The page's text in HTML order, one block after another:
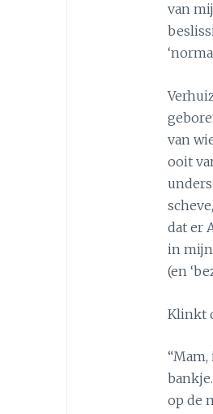
van
van
ooit
dat er
in mijn
(en
Klinkt
op de